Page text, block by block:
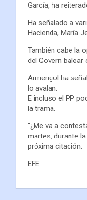
García, ha
Ha señalado a
Hacienda, María
También cabe la
del Govern balear
Armengol ha
lo avalan.
E incluso el PP
la trama.
“¿Me va a
martes, durante
próxima citación.
EFE.